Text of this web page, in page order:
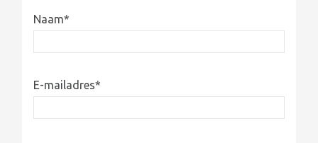
Naam*
E-mailadres*